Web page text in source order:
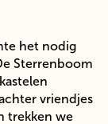
het nodig
Sterrenboom
vriendjes
trekken we